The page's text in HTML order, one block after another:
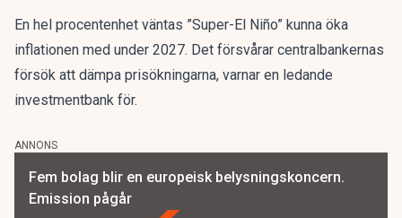
En hel procentenhet väntas ”Super-El Niño” kunna öka
inflationen med under 2027. Det försvårar centralbankernas
försök att dämpa prisökningarna, varnar en ledande
investmentbank för.
ANNONS
Fem bolag blir en europeisk belysningskoncern.
Emission pågår